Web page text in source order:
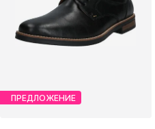
ПРЕДЛОЖЕНИЕ